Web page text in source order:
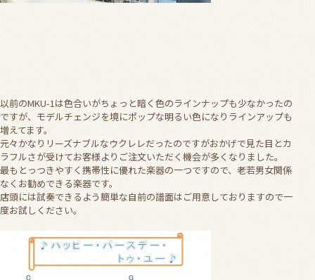
以前のMKU-1は色合いがちょっと暗く色のラインナップも少なかったの
ですが、モデルチェンジを境にポップな明るい色になりラインアップも
増えてます。
元々かなりリーズナブルなウクレレだったのですがおかげで見た目とカ
ラフルさが受けてお客様よりご注文いただく機会が多くなりました。
最もとっつきやすく携帯性に優れた楽器の一つですので、老若男女関係
なくお勧めできる楽器です。
店頭には試奏できるよう簡単な自前の譜面はご用意しておりますので一
度お試しください。